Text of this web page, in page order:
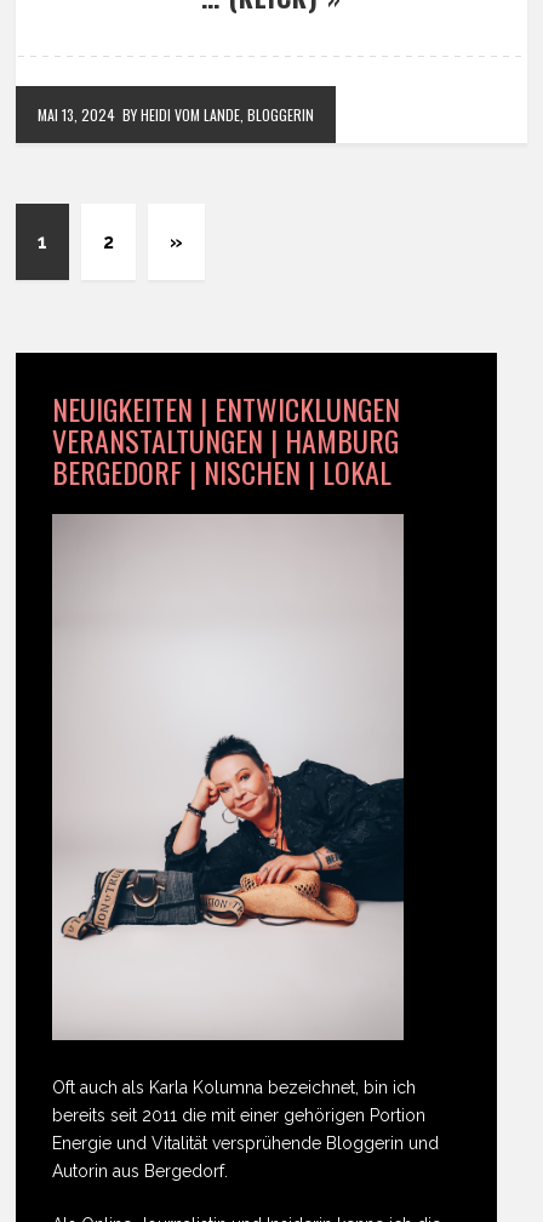
MAI 13, 2024 BY HEIDI VOM LANDE, BLOGGERIN
1 2 »
NEUIGKEITEN | ENTWICKLUNGEN
VERANSTALTUNGEN | HAMBURG
BERGEDORF | NISCHEN | LOKAL
Oft auch als Karla Kolumna bezeichnet, bin ich
bereits seit 2011 die mit einer gehörigen Portion
Energie und Vitalität versprühende Bloggerin und
Autorin aus Bergedorf.